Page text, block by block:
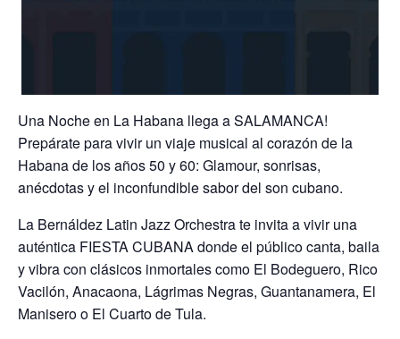
Una Noche en La Habana llega a SALAMANCA!
Prepárate para vivir un viaje musical al corazón de la
Habana de los años 50 y 60: Glamour, sonrisas,
anécdotas y el inconfundible sabor del son cubano.
La Bernáldez Latin Jazz Orchestra te invita a vivir una
auténtica FIESTA CUBANA donde el público canta, baila
y vibra con clásicos inmortales como El Bodeguero, Rico
Vacilón, Anacaona, Lágrimas Negras, Guantanamera, El
Manisero o El Cuarto de Tula.